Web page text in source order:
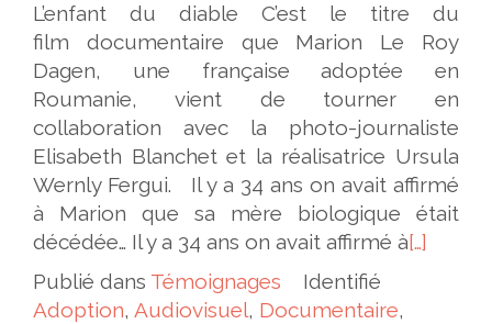
L’enfant du diable C’est le titre du
film documentaire que Marion Le Roy
Dagen, une française adoptée en
Roumanie, vient de tourner en
collaboration avec la photo-journaliste
Elisabeth Blanchet et la réalisatrice Ursula
Wernly Fergui. Il y a 34 ans on avait affirmé
à Marion que sa mère biologique était
décédée… Il y a 34 ans on avait affirmé à[…]
Publié dans Témoignages
Identifié
Adoption, Audiovisuel, Documentaire,